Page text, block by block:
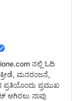
ನಲ್ಲಿ ಓದಿ
ಮನರಂಜನೆ,
ಪ್ರತಿಯೊಂದು ಪ್ರಮುಖ
ನಾವು